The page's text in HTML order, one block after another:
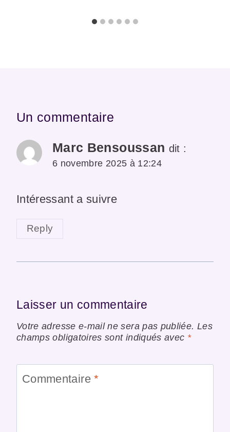
Un commentaire
Marc Bensoussan dit :
6 novembre 2025 à 12:24
Intéressant a suivre
Reply
Laisser un commentaire
Votre adresse e-mail ne sera pas publiée. Les
champs obligatoires sont indiqués avec *
Commentaire*